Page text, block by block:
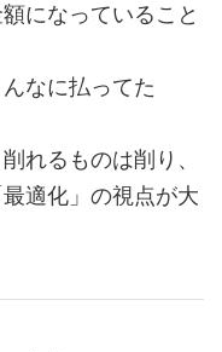
になっていること
なに払ってた
れるものは削り、
適化」の視点が大